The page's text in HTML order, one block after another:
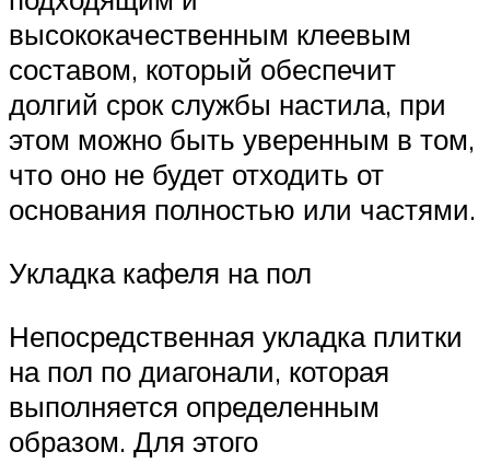
высококачественным клеевым
составом, который обеспечит
долгий срок службы настила, при
этом можно быть уверенным в том,
что оно не будет отходить от
основания полностью или частями.
Укладка кафеля на пол
Непосредственная укладка плитки
на пол по диагонали, которая
выполняется определенным
образом. Для этого